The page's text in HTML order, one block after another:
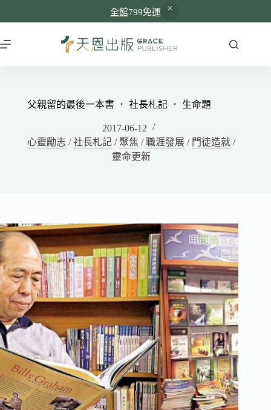
全館799免運
父親留的最後一本書 ． 社長札記 ． 生命題
2017-06-12
心靈勵志 /社長札記 /聚焦 /職涯發展 / 門徒造就 /
靈命更新